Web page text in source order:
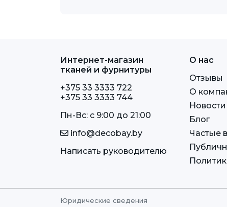
Интернет-магазин
тканей и фурнитуры
+375 33 3333 722
+375 33 3333 744
Пн-Вс: c 9:00 до 21:00
info@decobay.by
Написать руководителю
О нас
Отзывы
О
Новости
Блог
Частые
Юридические сведения